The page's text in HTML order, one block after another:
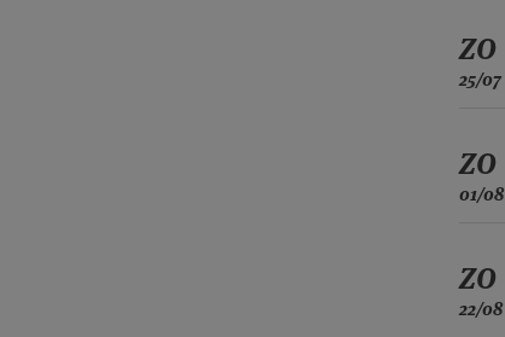
ZO
25/07
ZO
01/08
ZO
22/08